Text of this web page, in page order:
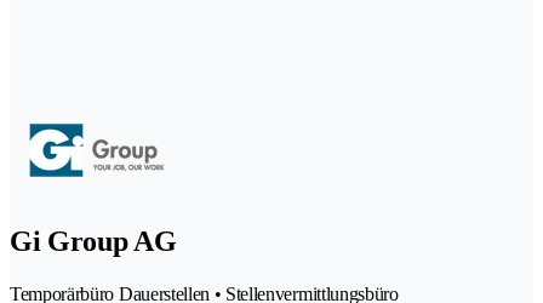
Gi Group AG
Temporärbüro Dauerstellen • Stellenvermittlungsbüro